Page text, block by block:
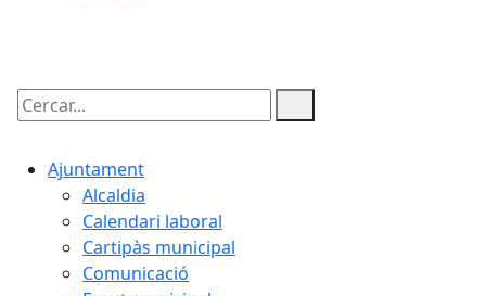
Cercar:
Ajuntament
Alcaldia
Calendari laboral
Cartipàs municipal
Comunicació